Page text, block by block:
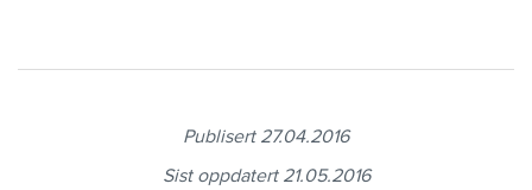
Sitemap
Publisert 27.04.2016
Sist oppdatert 21.05.2016